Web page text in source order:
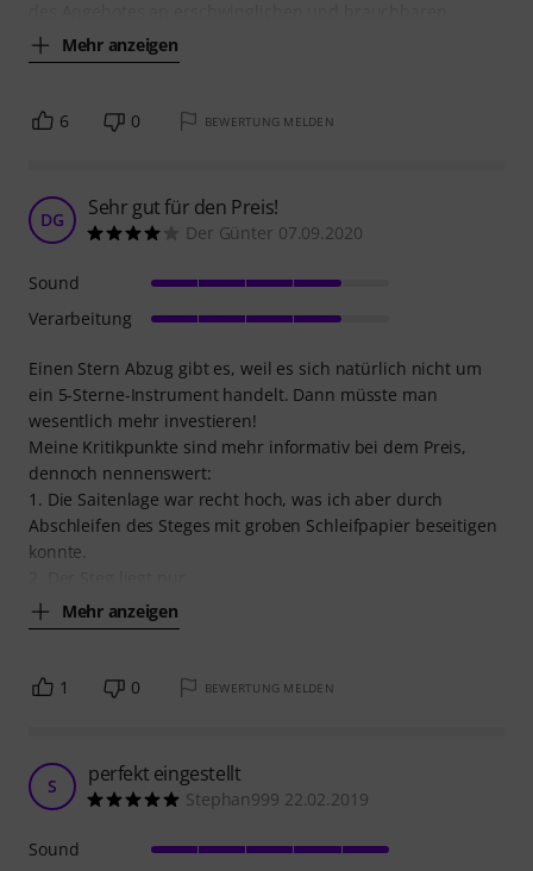
Mehr anzeigen
6 0 BEWERTUNG MELDEN
DG Sehr gut für den Preis!
Der Günter 07.09.2020
Einen Stern Abzug gibt es, weil es sich natürlich nicht um
ein 5-Sterne-Instrument handelt. Dann müsste man
wesentlich mehr investieren!
Meine Kritikpunkte sind mehr informativ bei dem Preis,
dennoch nennenswert:
1. Die Saitenlage war recht hoch, was ich aber durch
Abschleifen des Steges mit groben Schleifpapier beseitigen
konnte.
Mehr anzeigen
Sound
Verarbeitung
1 0 BEWERTUNG MELDEN
S perfekt eingestellt
Stephan999 22.02.2019
Sound